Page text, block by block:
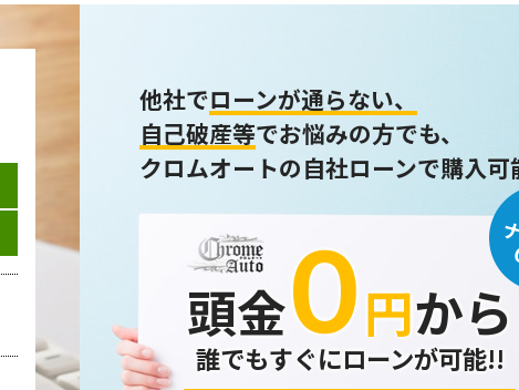
他社でローンが通らない、
自己破産等でお悩みの方でも、
クロムオートの自社ローンで購入可
頭金０円から
誰でもすぐにローンが可能!!